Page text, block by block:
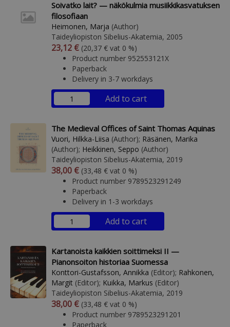
Soivatko lait? — näkökulmia musiikkikasvatuksen
filosofiaan
Heimonen, Marja (Author)
Taideyliopiston Sibelius-Akatemia, 2005
Arvonlisäverollinen hinta
23,12 € Excl. vat
(20,37 € vat 0 %)
Product number 952553121X
Paperback
Delivery in 3-7 workdays
Add to cart
The Medieval Offices of Saint Thomas Aquinas
Vuori, Hilkka-Liisa (Author); Räsänen, Marika
(Author); Heikkinen, Seppo (Author)
Taideyliopiston Sibelius-Akatemia, 2019
Arvonlisäverollinen hinta
38,00 € Excl. vat
(33,48 € vat 0 %)
Product number 9789523291249
Paperback
Delivery in 1-3 workdays
Add to cart
Kartanoista kaikkien soittimeksi II —
Pianonsoiton historiaa Suomessa
Konttori-Gustafsson, Annikka (Editor); Rahkonen,
Margit (Editor); Kuikka, Markus (Editor)
Taideyliopiston Sibelius-Akatemia, 2019
Arvonlisäverollinen hinta
38,00 € Excl. vat
(33,48 € vat 0 %)
Product number 9789523291201
Paperback